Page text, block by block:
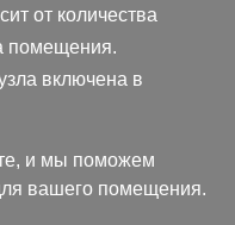
от количества
помещения.
включена в
и мы поможем
вашего помещения.